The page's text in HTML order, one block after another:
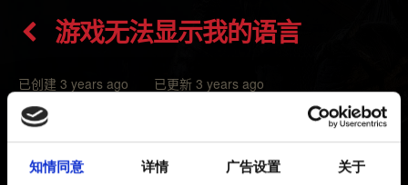
知情同意 详情 广告设置 关于
游戏无法显示我的语言
已创建 3 years ago 已更新 3 years ago
游戏支持的语言取决于所属地区和游戏版本。
在 Nintendo eShop 中可以检查是否有您需要的《巫师